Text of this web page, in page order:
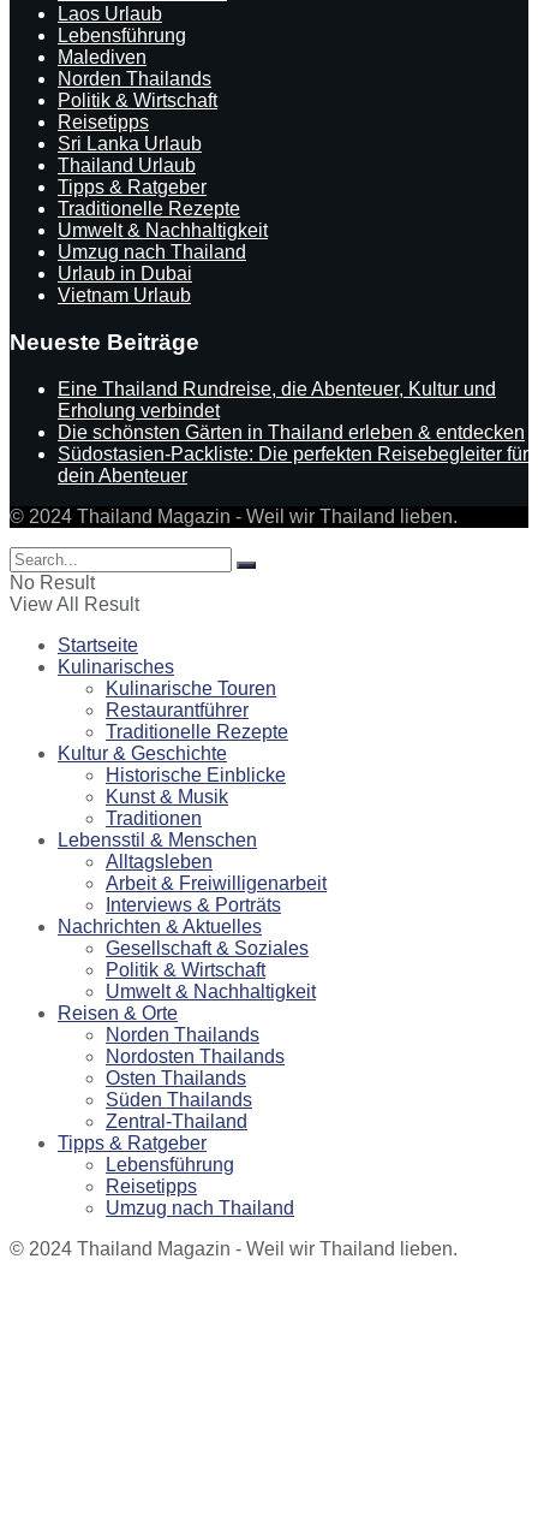
Laos Urlaub
Lebensführung
Malediven
Norden Thailands
Politik & Wirtschaft
Reisetipps
Sri Lanka Urlaub
Thailand Urlaub
Tipps & Ratgeber
Traditionelle Rezepte
Umwelt & Nachhaltigkeit
Umzug nach Thailand
Urlaub in Dubai
Vietnam Urlaub
Neueste Beiträge
Eine Thailand Rundreise, die Abenteuer, Kultur und
Erholung verbindet
Die schönsten Gärten in Thailand erleben & entdecken
Südostasien-Packliste: Die perfekten Reisebegleiter für
dein Abenteuer
© 2024 Thailand Magazin - Weil wir Thailand lieben.
No Result
View All Result
Startseite
Kulinarisches
Kulinarische Touren
Restaurantführer
Traditionelle Rezepte
Kultur & Geschichte
Historische Einblicke
Kunst & Musik
Traditionen
Lebensstil & Menschen
Alltagsleben
Arbeit & Freiwilligenarbeit
Interviews & Porträts
Nachrichten & Aktuelles
Gesellschaft & Soziales
Politik & Wirtschaft
Umwelt & Nachhaltigkeit
Reisen & Orte
Norden Thailands
Nordosten Thailands
Osten Thailands
Süden Thailands
Zentral-Thailand
Tipps & Ratgeber
Lebensführung
Reisetipps
Umzug nach Thailand
© 2024 Thailand Magazin - Weil wir Thailand lieben.